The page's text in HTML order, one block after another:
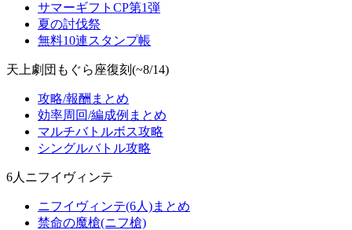
サマーギフトCP第1弾
夏の討伐祭
無料10連スタンプ帳
天上劇団もぐら座復刻(~8/14)
攻略/報酬まとめ
効率周回/編成例まとめ
マルチバトルボス攻略
シングルバトル攻略
6人ニフイヴィンテ
ニフイヴィンテ(6人)まとめ
禁命の魔槍(ニフ槍)